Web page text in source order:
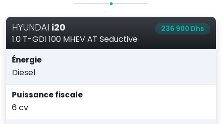
HYUNDAI i20
1.0 T-GDI 100 MHEV AT Seductive
236 900 Dhs
Énergie
Diesel
Puissance fiscale
6 cv